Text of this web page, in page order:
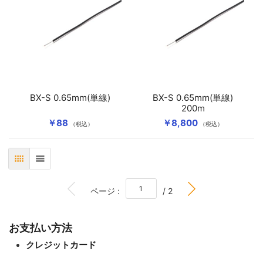
￥88 （税込）
BX-S 0.65mm(単線)
￥8,800 （税込）
BX-S 0.65mm(単線)
200m
表 リスト
ページ :BOTTOM / 2
お支払い方法
クレジットカード